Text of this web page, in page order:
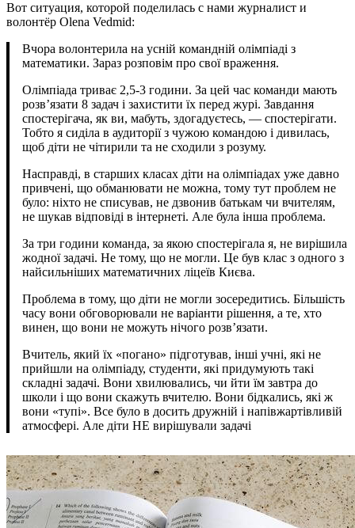
Вот ситуация, которой поделилась с нами журналист и
волонтёр Olena Vedmid:
Вчора волонтерила на усній командній олімпіаді з
математики. Зараз розповім про свої враження.
Олімпіада триває 2,5-3 години. За цей час команди мають
розв’язати 8 задач і захистити їх перед журі. Завдання
спостерігача, як ви, мабуть, здогадуєтесь, — спостерігати.
Тобто я сиділа в аудиторії з чужою командою і дивилась,
щоб діти не чітирили та не сходили з розуму.
Насправді, в старших класах діти на олімпіадах уже давно
привчені, що обманювати не можна, тому тут проблем не
було: ніхто не списував, не дзвонив батькам чи вчителям,
не шукав відповіді в інтернеті. Але була інша проблема.
За три години команда, за якою спостерігала я, не вирішила
жодної задачі. Не тому, що не могли. Це був клас з одного з
найсильніших математичних ліцеїв Києва.
Проблема в тому, що діти не могли зосередитись. Більшість
часу вони обговорювали не варіанти рішення, а те, хто
винен, що вони не можуть нічого розв’язати.
Вчитель, який їх «погано» підготував, інші учні, які не
прийшли на олімпіаду, студенти, які придумують такі
складні задачі. Вони хвилювались, чи йти їм завтра до
школи і що вони скажуть вчителю. Вони бідкались, які ж
вони «тупі». Все було в досить дружній і напівжартівливій
атмосфері. Але діти НЕ вирішували задачі